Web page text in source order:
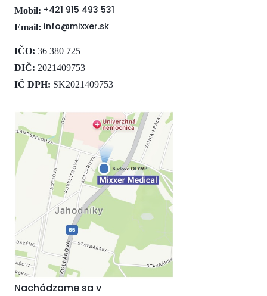
Mobil: +421 915 493 531
Email: info@mixxer.sk
IČO: 36 380 725
DIČ: 2021409753
IČ DPH: SK2021409753
Nachádzame sa v